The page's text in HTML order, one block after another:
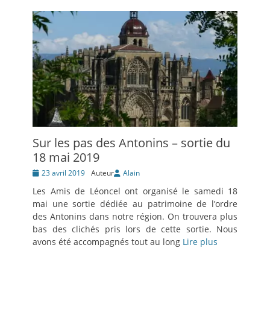
Sur les pas des Antonins – sortie du
18 mai 2019
Posté23 avril 2019 Auteur Alain
Les Amis de Léoncel ont organisé le samedi 18
mai une sortie dédiée au patrimoine de l’ordre
des Antonins dans notre région. On trouvera plus
bas des clichés pris lors de cette sortie. Nous
avons été accompagnés tout au long Lire plus